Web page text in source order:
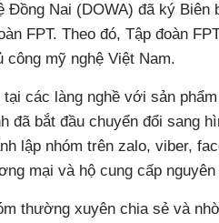
Đồng Nai (DOWA) đã ký
FPT. Theo đó, Tập đoàn
công mỹ nghệ Việt Nam.
tại các làng nghề với sản
đã bắt đầu chuyển đổi sang
lập nhóm trên zalo, viber,
mại và hộ cung cấp
thường xuyên chia sẻ và